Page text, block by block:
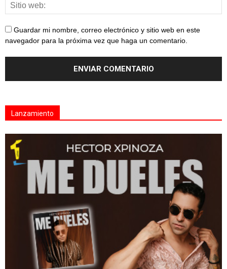
Guardar mi nombre, correo electrónico y sitio web en este
navegador para la próxima vez que haga un comentario.
Lanzamiento